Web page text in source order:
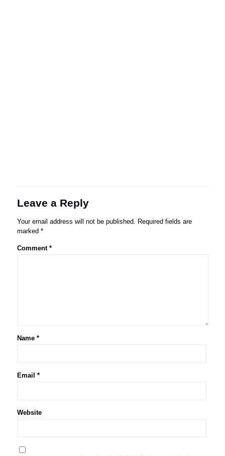
Leave a Reply
Your email address will not be published. Required fields are
marked *
Comment *
Name *
Email *
Website